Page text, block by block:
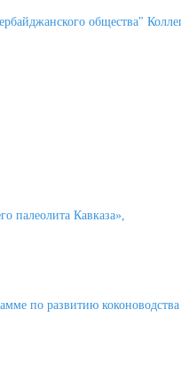
общества"
палеолита Кавказа»,
по развитию